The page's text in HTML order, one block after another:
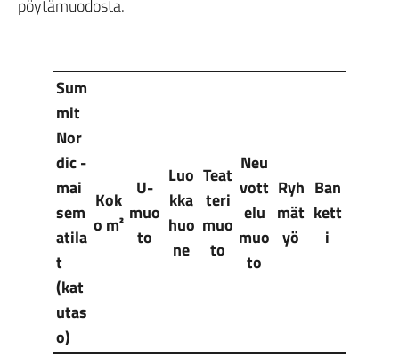
pöytämuodosta.
Sum
mit
Nor
dic -
mai
sem
atila
t
(kat
utas
o)
Kok
o m²
U-
muo
to
Luo
kka
huo
ne
Teat
teri
muo
to
Neu
vott
elu
muo
to
Ryh
mät
yö
Ban
kett
i